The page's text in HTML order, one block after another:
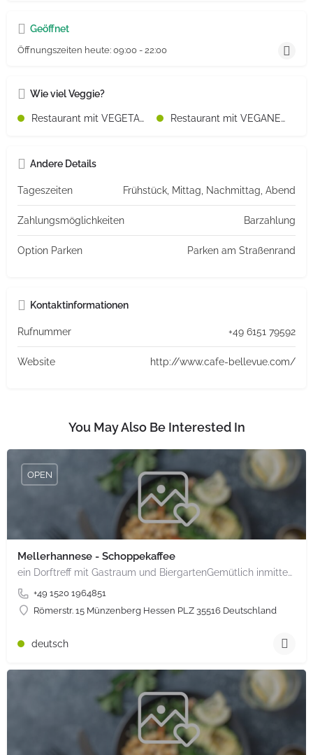
Geöffnet
Öffnungszeiten heute: 09:00 - 22:00
Wie viel Veggie?
Restaurant mit VEGETARISCHEN Speisen Restaurant mit VEGANEN Speisen
Andere Details
Tageszeiten Frühstück, Mittag, Nachmittag, Abend
Zahlungsmöglichkeiten Barzahlung
Option Parken Parken am Straßenrand
Kontaktinformationen
Rufnummer +49 6151 79592
Website http://www.cafe-bellevue.com/
You May Also Be Interested In
Mellerhannese - Schoppekaffee
ein Dorftreff mit Gastraum und BiergartenGemütlich inmitten unserem idyllischen Trais Münzenberg, entlang…
+49 1520 1964851
Römerstr. 15 Münzenberg Hessen PLZ 35516 Deutschland
OPEN
deutsch